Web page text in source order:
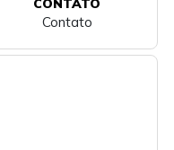
CONTATO
Contato